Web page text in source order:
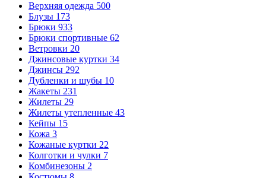
Верхняя одежда 500
Блузы 173
Брюки 933
Брюки спортивные 62
Ветровки 20
Джинсовые куртки 34
Джинсы 292
Дубленки и шубы 10
Жакеты 231
Жилеты 29
Жилеты утепленные 43
Кейпы 15
Кожа 3
Кожаные куртки 22
Колготки и чулки 7
Комбинезоны 2